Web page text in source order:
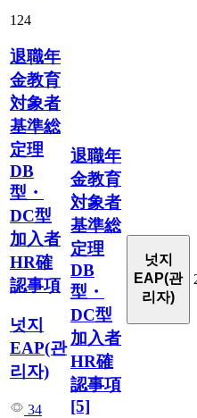
124
退職年
金教育
対象者
基準総
定理
DB
型・
DC型
加入者
HR確
認事項
넛지
EAP(관
리자)
34
退職年
金教育
対象者
基準総
定理
DB
型・
DC型
加入者
HR確
認事項
[5]
넛지
EAP(관
리자)